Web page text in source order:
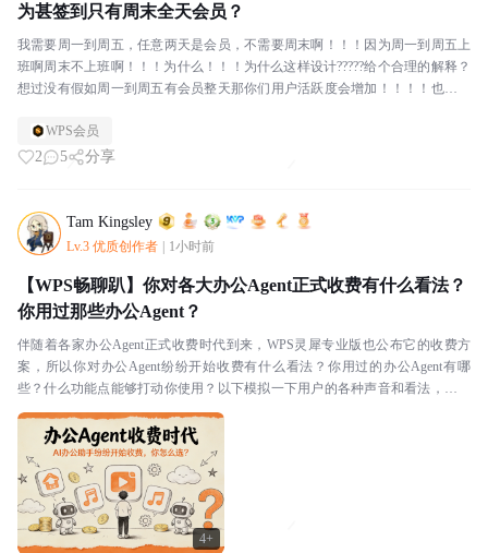
为甚签到只有周末全天会员？
我需要周一到周五，任意两天是会员，不需要周末啊！！！因为周一到周五上
班啊周末不上班啊！！！为什么！！！为什么这样设计?????给个合理的解释？
想过没有假如周一到周五有会员整天那你们用户活跃度会增加！！！！也会有
WPS会员
2 5 分享
Tam Kingsley
Lv.3 优质创作者 1小时前
4+
【WPS畅聊趴】你对各大办公Agent正式收费有什么看法？
你用过那些办公Agent？
伴随着各家办公Agent正式收费时代到来，WPS灵犀专业版也公布它的收费方
案，所以你对办公Agent纷纷开始收费有什么看法？你用过的办公Agent有哪
些？什么功能点能够打动你使用？以下模拟一下用户的各种声音和看法，有符
合你想法的吗？收费篇💡用户一：我连它怎...